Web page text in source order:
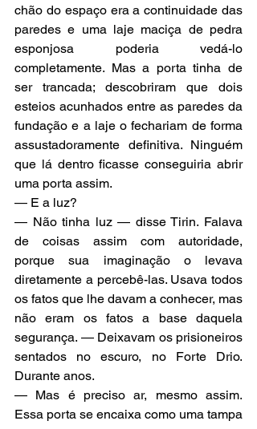
chão do espaço era a continuidade das
paredes e uma laje maciça de pedra
esponjosa poderia vedá-lo
completamente. Mas a porta tinha de
ser trancada; descobriram que dois
esteios acunhados entre as paredes da
fundação e a laje o fechariam de forma
assustadoramente definitiva. Ninguém
que lá dentro ficasse conseguiria abrir
uma porta assim.
— E a luz?
— Não tinha luz — disse Tirin. Falava
de coisas assim com autoridade,
porque sua imaginação o levava
diretamente a percebê-las. Usava todos
os fatos que lhe davam a conhecer, mas
não eram os fatos a base daquela
segurança. — Deixavam os prisioneiros
sentados no escuro, no Forte Drio.
Durante anos.
— Mas é preciso ar, mesmo assim.
Essa porta se encaixa como uma tampa